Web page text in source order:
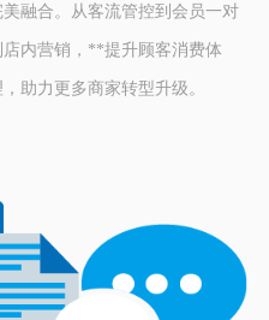
融合。从客流管控到会员一对
内营销，**提升顾客消费体
助力更多商家转型升级。